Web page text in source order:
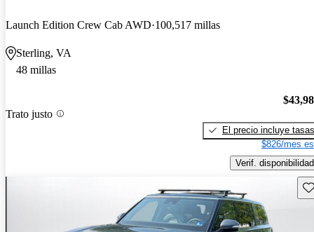
Launch Edition Crew Cab AWD 100,517 millas
Sterling, VA
48 millas
Trato justo
El precio incluye tasas
$826/mes
Verif. disponibilidad